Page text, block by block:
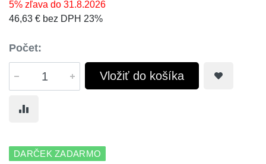
5% zľava do 31.8.2026
46,63 € bez DPH 23%
Počet:
Vložiť do košíka
DARČEK ZADARMO